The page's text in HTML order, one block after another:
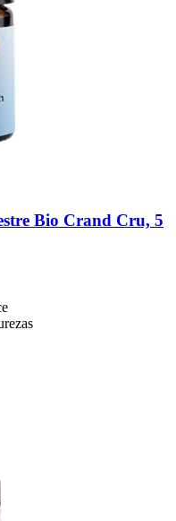
Bio Crand Cru, 5